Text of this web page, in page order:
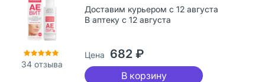
34 отзыва
Доставим курьером с 12 августа
В аптеку с 12 августа
Цена 682 ₽
В корзину